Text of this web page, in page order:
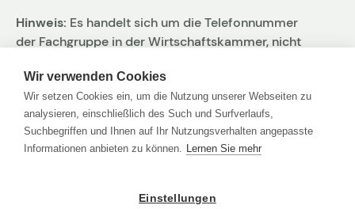
Hinweis: Es handelt sich um die Telefonnummer
der Fachgruppe in der Wirtschaftskammer, nicht
Links
Wir verwenden Cookies
Wir setzen Cookies ein, um die Nutzung unserer Webseiten zu
analysieren, einschließlich des Such und Surfverlaufs,
Suchbegriffen und Ihnen auf Ihr Nutzungsverhalten angepasste
Informationen anbieten zu können. Lernen Sie mehr
Einstellungen